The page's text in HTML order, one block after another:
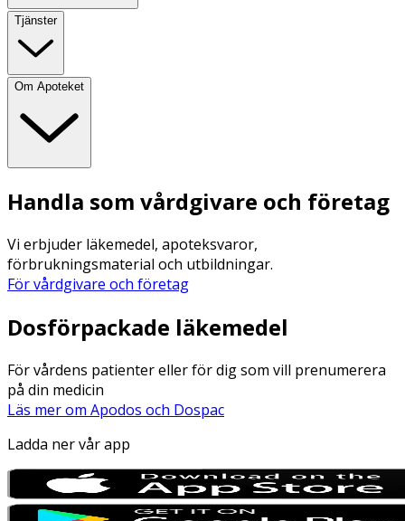
Tjänster
Om Apoteket
Handla som vårdgivare och företag
Vi erbjuder läkemedel, apoteksvaror,
förbrukningsmaterial och utbildningar.
För vårdgivare och företag
Dosförpackade läkemedel
För vårdens patienter eller för dig som vill prenumerera
på din medicin
Läs mer om Apodos och Dospac
Ladda ner vår app